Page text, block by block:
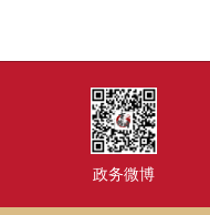
政务微博